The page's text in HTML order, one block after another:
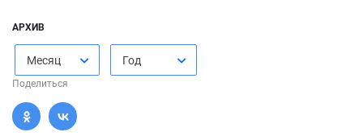
АРХИВ
Месяц Год
Поделиться